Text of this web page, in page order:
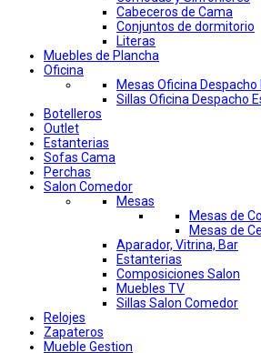
Cabeceros de Cama
Conjuntos de dormitorio
Literas
Muebles de Plancha
Oficina
Mesas Oficina Despacho
Sillas Oficina Despacho
Botelleros
Outlet
Estanterias
Sofas Cama
Perchas
Salon Comedor
Mesas
Mesas de
Mesas de
Aparador, Vitrina, Bar
Estanterias
Composiciones Salon
Muebles TV
Sillas Salon Comedor
Relojes
Zapateros
Mueble Gestion